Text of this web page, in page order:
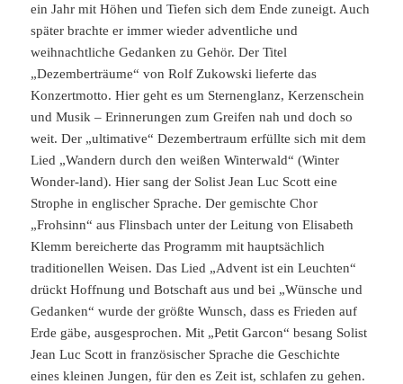
ein Jahr mit Höhen und Tiefen sich dem Ende zuneigt. Auch
später brachte er immer wieder adventliche und
weihnachtliche Gedanken zu Gehör. Der Titel
„Dezemberträume“ von Rolf Zukowski lieferte das
Konzertmotto. Hier geht es um Sternenglanz, Kerzenschein
und Musik – Erinnerungen zum Greifen nah und doch so
weit. Der „ultimative“ Dezembertraum erfüllte sich mit dem
Lied „Wandern durch den weißen Winterwald“ (Winter
Wonder-land). Hier sang der Solist Jean Luc Scott eine
Strophe in englischer Sprache. Der gemischte Chor
„Frohsinn“ aus Flinsbach unter der Leitung von Elisabeth
Klemm bereicherte das Programm mit hauptsächlich
traditionellen Weisen. Das Lied „Advent ist ein Leuchten“
drückt Hoffnung und Botschaft aus und bei „Wünsche und
Gedanken“ wurde der größte Wunsch, dass es Frieden auf
Erde gäbe, ausgesprochen. Mit „Petit Garcon“ besang Solist
Jean Luc Scott in französischer Sprache die Geschichte
eines kleinen Jungen, für den es Zeit ist, schlafen zu gehen.